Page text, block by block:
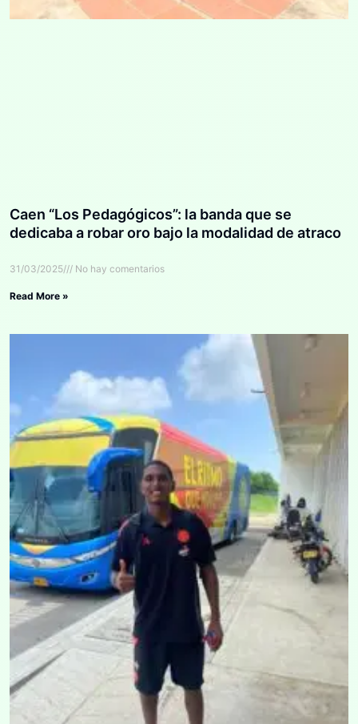
Caen “Los Pedagógicos”: la banda que se
dedicaba a robar oro bajo la modalidad de atraco
31/03/2025 No hay comentarios
Read More »